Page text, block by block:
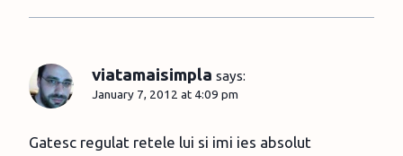
viatamaisimpla says:
January 7, 2012 at 4:09 pm
Gatesc regulat retele lui si imi ies absolut